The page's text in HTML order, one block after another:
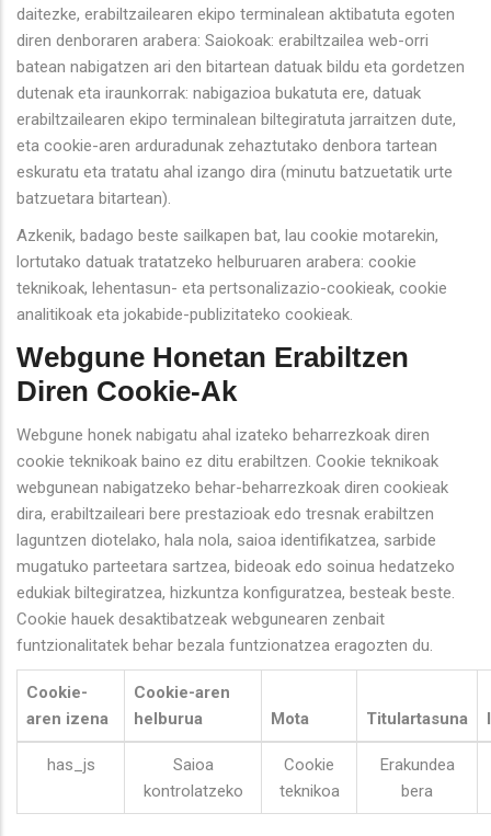
daitezke, erabiltzailearen ekipo terminalean aktibatuta egoten
diren denboraren arabera: Saiokoak: erabiltzailea web-orri
batean nabigatzen ari den bitartean datuak bildu eta gordetzen
dutenak eta iraunkorrak: nabigazioa bukatuta ere, datuak
erabiltzailearen ekipo terminalean biltegiratuta jarraitzen dute,
eta cookie-aren arduradunak zehaztutako denbora tartean
eskuratu eta tratatu ahal izango dira (minutu batzuetatik urte
batzuetara bitartean).
Azkenik, badago beste sailkapen bat, lau cookie motarekin,
lortutako datuak tratatzeko helburuaren arabera: cookie
teknikoak, lehentasun- eta pertsonalizazio-cookieak, cookie
analitikoak eta jokabide-publizitateko cookieak.
Webgune Honetan Erabiltzen
Diren Cookie-Ak
Webgune honek nabigatu ahal izateko beharrezkoak diren
cookie teknikoak baino ez ditu erabiltzen. Cookie teknikoak
webgunean nabigatzeko behar-beharrezkoak diren cookieak
dira, erabiltzaileari bere prestazioak edo tresnak erabiltzen
laguntzen diotelako, hala nola, saioa identifikatzea, sarbide
mugatuko parteetara sartzea, bideoak edo soinua hedatzeko
edukiak biltegiratzea, hizkuntza konfiguratzea, besteak beste.
Cookie hauek desaktibatzeak webgunearen zenbait
funtzionalitatek behar bezala funtzionatzea eragozten du.
Cookie-
aren izena
Cookie-aren
helburua
Mota Titulartasuna
has_js
Saioa
kontrolatzeko
Cookie
teknikoa
Erakundea
bera